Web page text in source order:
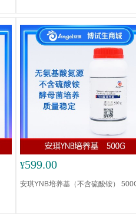
¥599.00
安琪YNB培养基（不含硫酸铵）